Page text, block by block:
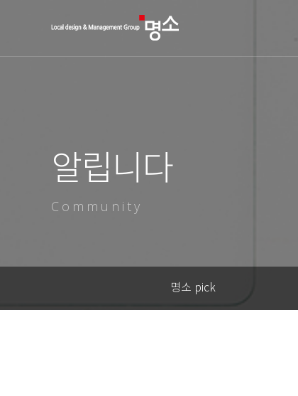
알립니다
Community
명소 pick